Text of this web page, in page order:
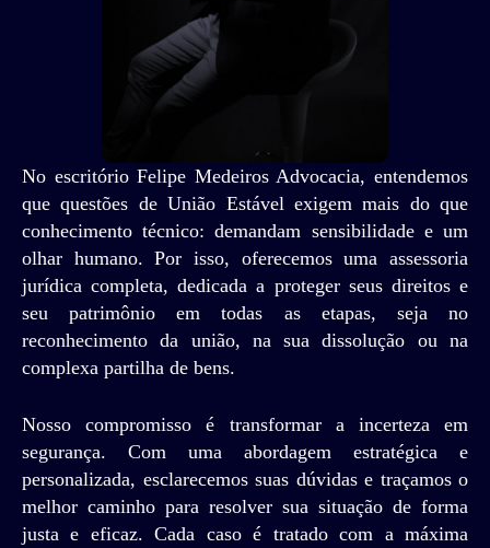
No escritório Felipe Medeiros Advocacia, entendemos
que questões de União Estável exigem mais do que
conhecimento técnico: demandam sensibilidade e um
olhar humano. Por isso, oferecemos uma assessoria
jurídica completa, dedicada a proteger seus direitos e
seu patrimônio em todas as etapas, seja no
reconhecimento da união, na sua dissolução ou na
complexa partilha de bens.
Nosso compromisso é transformar a incerteza em
segurança. Com uma abordagem estratégica e
personalizada, esclarecemos suas dúvidas e traçamos o
melhor caminho para resolver sua situação de forma
justa e eficaz. Cada caso é tratado com a máxima